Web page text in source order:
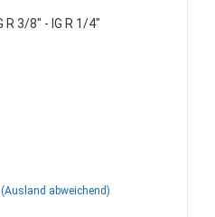
3/8" - IG R 1/4"
(Ausland abweichend)